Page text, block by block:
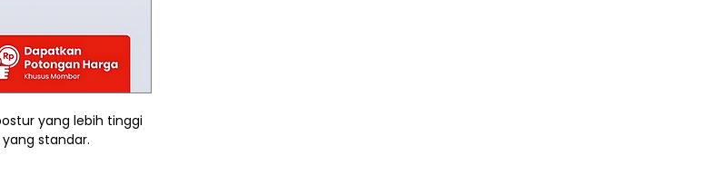
yang lebih tinggi
standar.